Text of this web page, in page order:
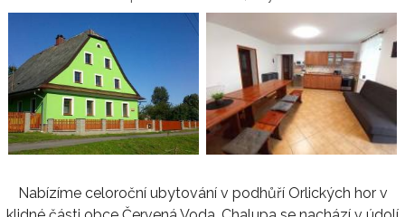
Nabízíme celoroční ubytování v podhůří Orlických hor v